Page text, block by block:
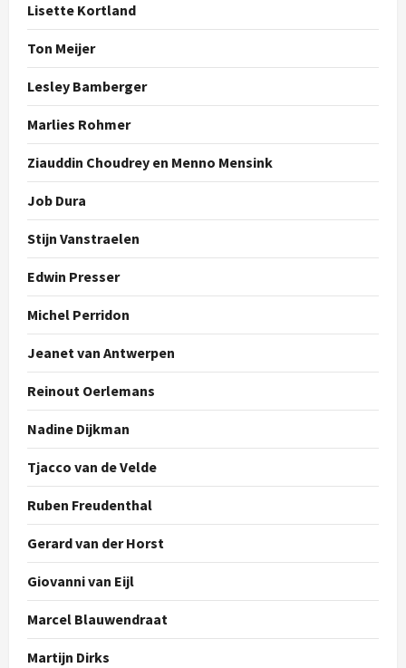
Lisette Kortland
Ton Meijer
Lesley Bamberger
Marlies Rohmer
Ziauddin Choudrey en Menno Mensink
Job Dura
Stijn Vanstraelen
Edwin Presser
Michel Perridon
Jeanet van Antwerpen
Reinout Oerlemans
Nadine Dijkman
Tjacco van de Velde
Ruben Freudenthal
Gerard van der Horst
Giovanni van Eijl
Marcel Blauwendraat
Martijn Dirks